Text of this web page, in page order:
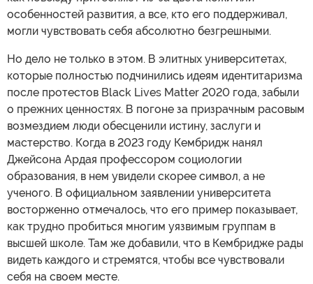
особенностей развития, а все, кто его поддерживал,
могли чувствовать себя абсолютно безгрешными.
Но дело не только в этом. В элитных университетах,
которые полностью подчинились идеям идентитаризма
после протестов Black Lives Matter 2020 года, забыли
о прежних ценностях. В погоне за призрачным расовым
возмездием люди обесценили истину, заслуги и
мастерство. Когда в 2023 году Кембридж нанял
Джейсона Ардая профессором социологии
образования, в нем увидели скорее символ, а не
ученого. В официальном заявлении университета
восторженно отмечалось, что его пример показывает,
как трудно пробиться многим уязвимым группам в
высшей школе. Там же добавили, что в Кембридже рады
видеть каждого и стремятся, чтобы все чувствовали
себя на своем месте.